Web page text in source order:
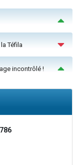
Téfila
incontrôlé !